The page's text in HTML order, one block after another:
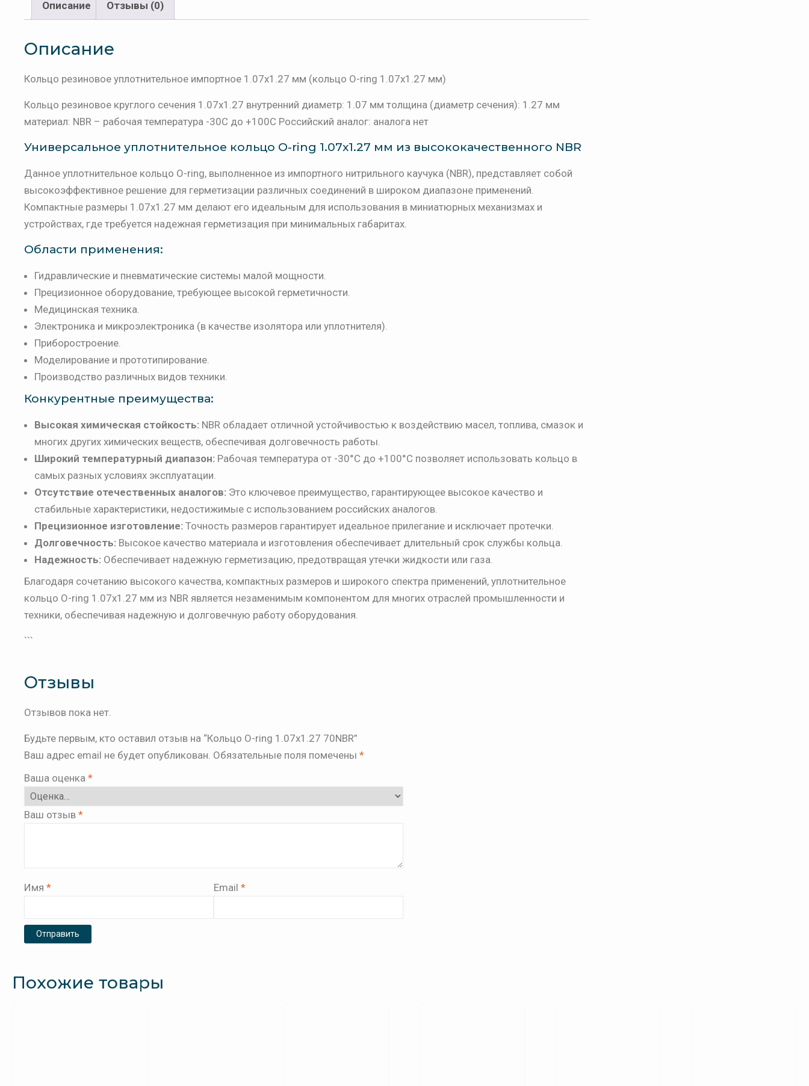
Описание Отзывы (0)
Описание
Кольцо резиновое уплотнительное импортное 1.07х1.27 мм (кольцо O-ring 1.07х1.27 мм)
Кольцо резиновое круглого сечения 1.07х1.27 внутренний диаметр: 1.07 мм толщина (диаметр сечения): 1.27 мм
материал: NBR – рабочая температура -30C до +100C Российский аналог: аналога нет
Универсальное уплотнительное кольцо O-ring 1.07x1.27 мм из высококачественного NBR
Данное уплотнительное кольцо O-ring, выполненное из импортного нитрильного каучука (NBR), представляет собой
высокоэффективное решение для герметизации различных соединений в широком диапазоне применений.
Компактные размеры 1.07x1.27 мм делают его идеальным для использования в миниатюрных механизмах и
устройствах, где требуется надежная герметизация при минимальных габаритах.
Области применения:
Гидравлические и пневматические системы малой мощности.
Прецизионное оборудование, требующее высокой герметичности.
Медицинская техника.
Электроника и микроэлектроника (в качестве изолятора или уплотнителя).
Приборостроение.
Моделирование и прототипирование.
Производство различных видов техники.
Конкурентные преимущества:
Высокая химическая стойкость: NBR обладает отличной устойчивостью к воздействию масел, топлива, смазок и
многих других химических веществ, обеспечивая долговечность работы.
Широкий температурный диапазон: Рабочая температура от -30°C до +100°C позволяет использовать кольцо в
самых разных условиях эксплуатации.
Отсутствие отечественных аналогов: Это ключевое преимущество, гарантирующее высокое качество и
стабильные характеристики, недостижимые с использованием российских аналогов.
Прецизионное изготовление: Точность размеров гарантирует идеальное прилегание и исключает протечки.
Долговечность: Высокое качество материала и изготовления обеспечивает длительный срок службы кольца.
Надежность: Обеспечивает надежную герметизацию, предотвращая утечки жидкости или газа.
Благодаря сочетанию высокого качества, компактных размеров и широкого спектра применений, уплотнительное
кольцо O-ring 1.07x1.27 мм из NBR является незаменимым компонентом для многих отраслей промышленности и
техники, обеспечивая надежную и долговечную работу оборудования.
```
Отзывы
Отзывов пока нет.
Будьте первым, кто оставил отзыв на “Кольцо O-ring 1.07х1.27 70NBR”
Ваш адрес email не будет опубликован. Обязательные поля помечены *
Ваша оценка *
Ваш отзыв *
Имя * Email *
Похожие товары